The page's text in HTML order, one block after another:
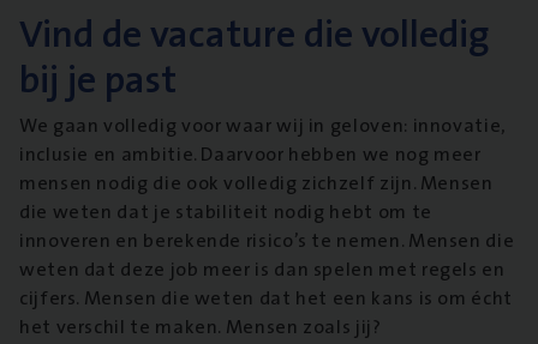
Vind de vacature die volledig
bij je past
We gaan volledig voor waar wij in geloven: innovatie,
inclusie en ambitie. Daarvoor hebben we nog meer
mensen nodig die ook volledig zichzelf zijn. Mensen
die weten dat je stabiliteit nodig hebt om te
innoveren en berekende risico’s te nemen. Mensen die
weten dat deze job meer is dan spelen met regels en
cijfers. Mensen die weten dat het een kans is om écht
het verschil te maken. Mensen zoals jij?